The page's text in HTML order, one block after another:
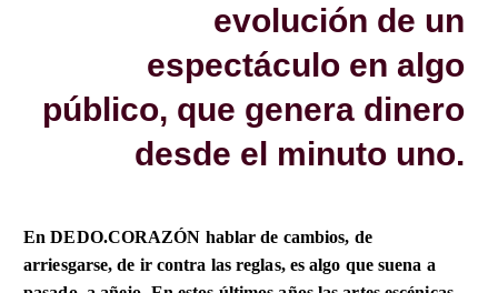
evolución de un
espectáculo en algo
público, que genera dinero
desde el minuto uno.
En DEDO.CORAZÓN hablar de cambios, de
arriesgarse, de ir contra las reglas, es algo que suena a